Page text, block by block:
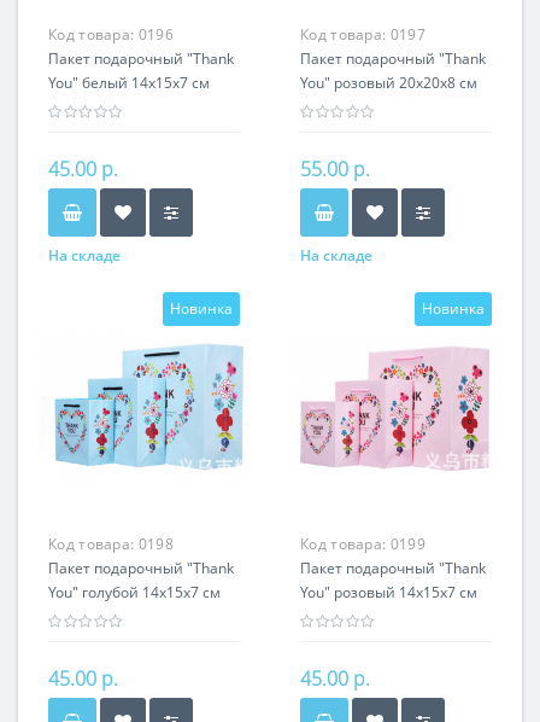
Код товара: 0196
Пакет подарочный "Thank
You" белый 14х15х7 см
45.00 р.
На складе
Код товара: 0197
Пакет подарочный "Thank
You" розовый 20х20х8 см
55.00 р.
На складе
Новинка
Код товара: 0198
Пакет подарочный "Thank
You" голубой 14х15х7 см
45.00 р.
Новинка
Код товара: 0199
Пакет подарочный "Thank
You" розовый 14х15х7 см
45.00 р.